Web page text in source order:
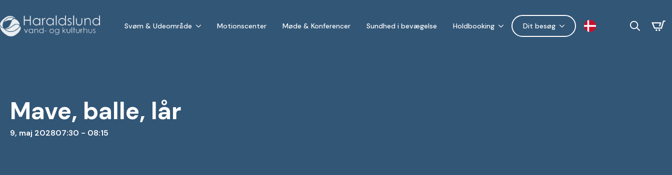
Svøm & Udeområde Motionscenter Møde & Konferencer Sundhed i bevægelse Holdbooking Dit besøg
Mave, balle, lår
9, maj 202807:30 - 08:15